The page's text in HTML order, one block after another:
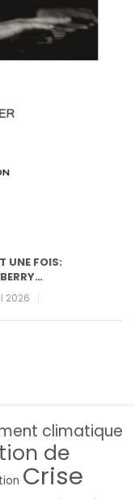
UNE FOIS:
2026
climatique
de
Crise